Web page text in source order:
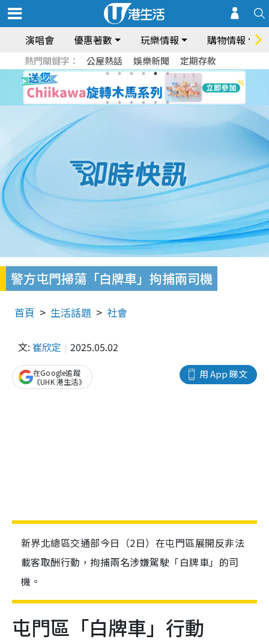
演唱會 優惠著數 玩樂情報 購物情報
熱門關鍵字： 公屋熱話 娛樂新聞 定期存款
警方屯門掃蕩「白牌車」拘捕兩司機
首頁 生活話題 社會
文: 崔欣定 2025.05.02
用 App 睇文
在Google追蹤
《UHK 港生活》
新界北總區交通部今日（2日）在屯門區展開反非法
載客取酬行動，拘捕兩名涉嫌駕駛「白牌車」的司
機。
屯門區「白牌車」行動